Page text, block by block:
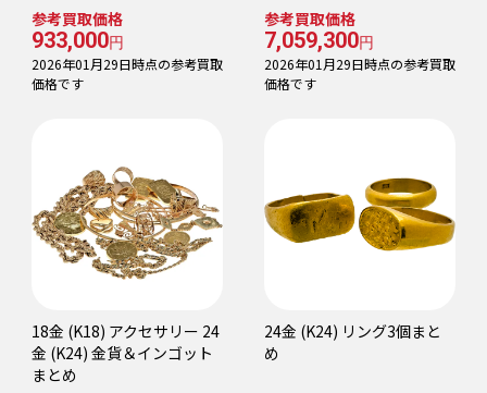
参考買取価格
933,000円
2026年01月29日時点の参考買取
価格です
参考買取価格
7,059,300円
2026年01月29日時点の参考買取
価格です
18金 (K18) アクセサリー 24
金 (K24) 金貨＆インゴット
まとめ
24金 (K24) リング3個まと
め